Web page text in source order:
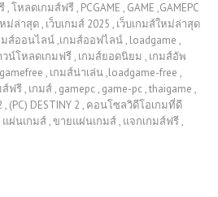
โหลดเกมส์ฟรี , PCGAME , GAME ,GAMEPC
ม่ล่าสุด , เว็บเกมส์ 2025 , เว็บเกมส์ใหม่ล่าสุด
ส์ออนไลน์ ,เกมส์ออฟไลน์ , loadgame ,
น์โหลดเกมฟรี , เกมส์ยอดนิยม , เกมส์อัพ
, เกมส์น่าเล่น ,loadgame-free ,
ฟรี , เกมส์ , gamepc , game-pc , thaigame ,
, (PC) DESTINY 2 , คอนโซลวิดีโอเกมที่ดี
แผ่นเกมส์ , ขายแผ่นเกมส์ , แจกเกมส์ฟรี ,